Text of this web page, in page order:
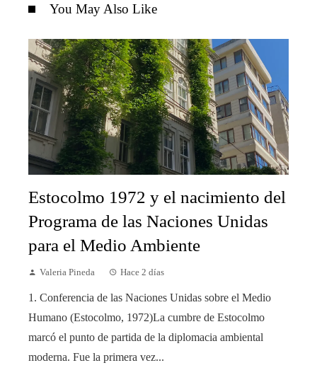
You May Also Like
Estocolmo 1972 y el nacimiento del
Programa de las Naciones Unidas
para el Medio Ambiente
Valeria Pineda Hace 2 días
1. Conferencia de las Naciones Unidas sobre el Medio
Humano (Estocolmo, 1972)La cumbre de Estocolmo
marcó el punto de partida de la diplomacia ambiental
moderna. Fue la primera vez...